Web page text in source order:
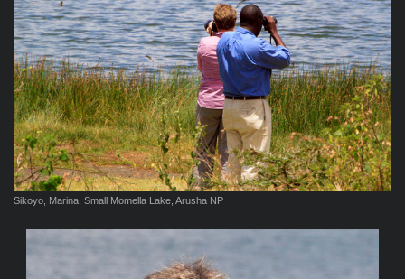
Sikoyo, Marina, Small Momella Lake, Arusha NP